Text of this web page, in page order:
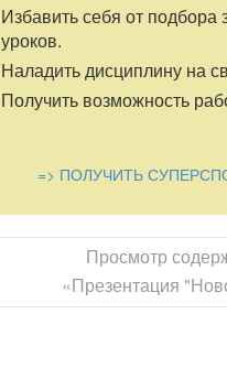
Избавить себя от подбора
уроков.
Наладить дисциплину на
Получить возможность
=> ПОЛУЧИТЬ
Просмотр
«Презентация